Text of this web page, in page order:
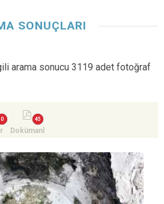
SONUÇLARI
arama sonucu 3119 adet fotoğraf
Dokümanl